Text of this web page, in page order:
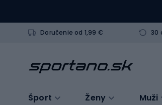
Doručenie od 1,99 € 30
Šport Ženy Muži